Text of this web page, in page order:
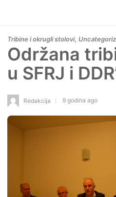
Tribine i okrugli stolovi,
Održana
u SFRJ i
Redakcija 9 godina ago